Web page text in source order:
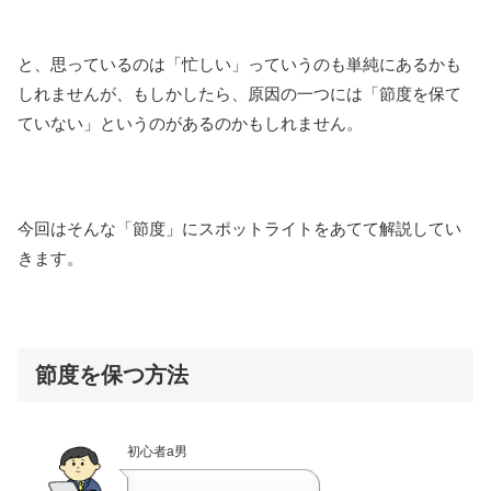
と、思っているのは「忙しい」っていうのも単純にあるかも
しれませんが、もしかしたら、原因の一つには「節度を保て
ていない」というのがあるのかもしれません。
今回はそんな「節度」にスポットライトをあてて解説してい
きます。
節度を保つ方法
初心者a男